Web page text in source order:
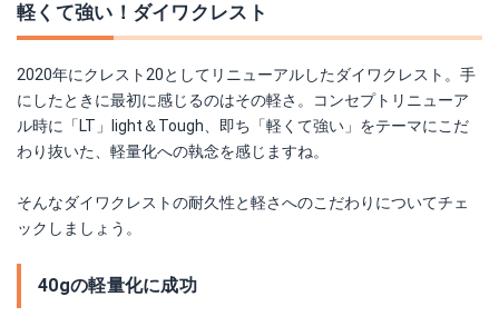
軽くて強い！ダイワクレスト
2020年にクレスト20としてリニューアルしたダイワクレスト。手
にしたときに最初に感じるのはその軽さ。コンセプトリニューア
ル時に「LT」light＆Tough、即ち「軽くて強い」をテーマにこだ
わり抜いた、軽量化への執念を感じますね。
そんなダイワクレストの耐久性と軽さへのこだわりについてチェ
ックしましょう。
40gの軽量化に成功